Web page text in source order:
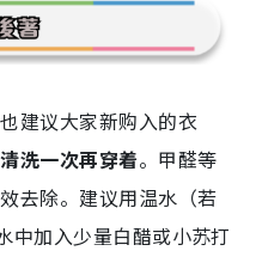
也建议大家新购入的衣
洗一次再穿着。甲醛等
去除。建议用温水（若
中加入少量白醋或小苏打